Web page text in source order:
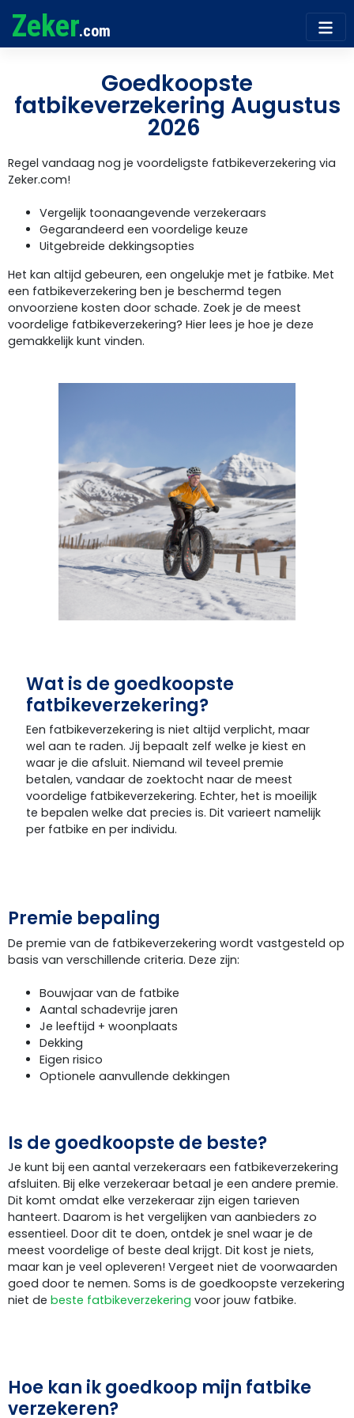
Zeker.com
Goedkoopste
fatbikeverzekering Augustus
2026 ​
Regel vandaag nog je voordeligste fatbikeverzekering via
Zeker.com!
Vergelijk toonaangevende verzekeraars
Gegarandeerd een voordelige keuze
Uitgebreide dekkingsopties
Het kan altijd gebeuren, een ongelukje met je fatbike. Met
een fatbikeverzekering ben je beschermd tegen
onvoorziene kosten door schade. Zoek je de meest
voordelige fatbikeverzekering? Hier lees je hoe je deze
gemakkelijk kunt vinden.
Wat is de goedkoopste
fatbikeverzekering?
Een fatbikeverzekering is niet altijd verplicht, maar
wel aan te raden. Jij bepaalt zelf welke je kiest en
waar je die afsluit. Niemand wil teveel premie
betalen, vandaar de zoektocht naar de meest
voordelige fatbikeverzekering. Echter, het is moeilijk
te bepalen welke dat precies is. Dit varieert namelijk
per fatbike en per individu.
Premie bepaling
De premie van de fatbikeverzekering wordt vastgesteld op
basis van verschillende criteria. Deze zijn:
Bouwjaar van de fatbike
Aantal schadevrije jaren
Je leeftijd + woonplaats
Dekking
Eigen risico
Optionele aanvullende dekkingen
Is de goedkoopste de beste?
Je kunt bij een aantal verzekeraars een fatbikeverzekering
afsluiten. Bij elke verzekeraar betaal je een andere premie.
Dit komt omdat elke verzekeraar zijn eigen tarieven
hanteert. Daarom is het vergelijken van aanbieders zo
essentieel. Door dit te doen, ontdek je snel waar je de
meest voordelige of beste deal krijgt. Dit kost je niets,
maar kan je veel opleveren! Vergeet niet de voorwaarden
goed door te nemen. Soms is de goedkoopste verzekering
niet de beste fatbikeverzekering voor jouw fatbike.
Hoe kan ik goedkoop mijn fatbike
verzekeren?